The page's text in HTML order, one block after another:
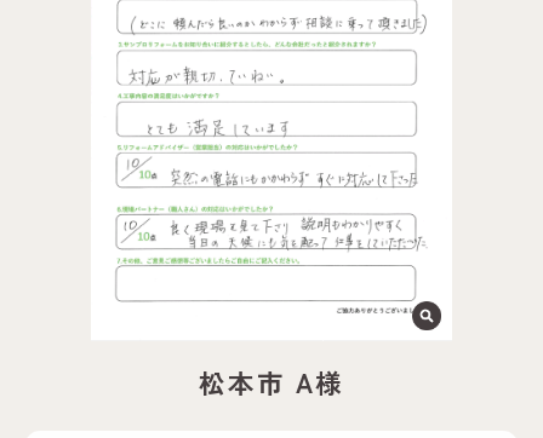
松本市 A様